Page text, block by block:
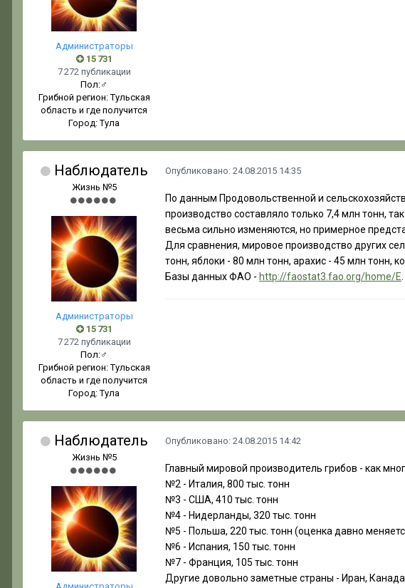
Администраторы
15 731
7 272 публикации
Пол:♂
Грибной регион:Тульская
область и где получится
Город:Тула
Наблюдатель
Жизнь №5
Администраторы
15 731
7 272 публикации
Пол:♂
Грибной регион:Тульская
область и где получится
Город:Тула
Опубликовано: 24.08.2015 14:35
По данным Продовольственной и
производство составляло только 7,4 млн тонн,
весьма сильно изменяются, но примерное
Для сравнения, мировое производство других
тонн, яблоки - 80 млн тонн, арахис - 45 млн тонн,
Базы данных ФАО - http://faostat3.fao.org/home/E
Наблюдатель
Жизнь №5
Опубликовано: 24.08.2015 14:42
Главный мировой производитель грибов - как
№2 - Италия, 800 тыс. тонн
№3 - США, 410 тыс. тонн
№4 - Нидерланды, 320 тыс. тонн
№5 - Польша, 220 тыс. тонн (оценка давно
№6 - Испания, 150 тыс. тонн
№7 - Франция, 105 тыс. тонн
Другие довольно заметные страны - Иран,